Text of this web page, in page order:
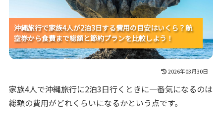
沖縄旅行で家族4人が2泊3日する費用の目安はいくら？航
空券から食費まで総額と節約プランを比較しよう！
沖縄旅行で家族4人が2泊3日する費用の目安はいくら？航
空券から食費まで総額と節約プランを比較しよう！
沖縄旅行で家族4人が2泊3日する費用の目安はいくら？航
空券から食費まで総額と節約プランを比較しよう！
2026年03月30日
家族4人で沖縄旅行に2泊3日行くときに一番気になるのは
総額の費用がどれくらいになるかという点です。